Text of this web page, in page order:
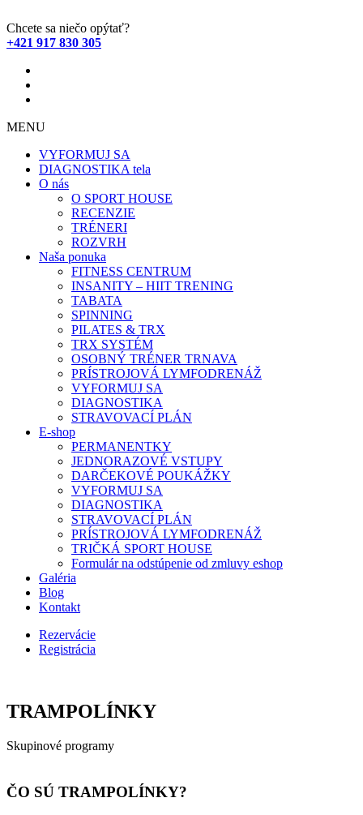
Chcete sa niečo opýtať?
+421 917 830 305
MENU
VYFORMUJ SA
DIAGNOSTIKA tela
O nás
O SPORT HOUSE
RECENZIE
TRÉNERI
ROZVRH
Naša ponuka
FITNESS CENTRUM
INSANITY – HIIT TRENING
TABATA
SPINNING
PILATES & TRX
TRX SYSTÉM
OSOBNÝ TRÉNER TRNAVA
PRÍSTROJOVÁ LYMFODRENÁŽ
VYFORMUJ SA
DIAGNOSTIKA
STRAVOVACÍ PLÁN
E-shop
PERMANENTKY
JEDNORAZOVÉ VSTUPY
DARČEKOVÉ POUKÁŽKY
VYFORMUJ SA
DIAGNOSTIKA
STRAVOVACÍ PLÁN
PRÍSTROJOVÁ LYMFODRENÁŽ
TRIČKÁ SPORT HOUSE
Formulár na odstúpenie od zmluvy eshop
Galéria
Blog
Kontakt
Rezervácie
Registrácia
TRAMPOLÍNKY
Skupinové programy
ČO SÚ TRAMPOLÍNKY?